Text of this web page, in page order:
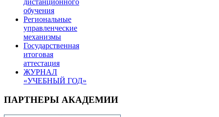
дистанционного
обучения
Региональные
управленческие
механизмы
Государственная
итоговая
аттестация
ЖУРНАЛ
«УЧЕБНЫЙ ГОД»
ПАРТНЕРЫ АКАДЕМИИ